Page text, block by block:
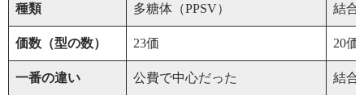
種類 多糖体（PPSV） 結合
価数（型の数） 23価 20価
一番の違い 公費で中心だった 結合